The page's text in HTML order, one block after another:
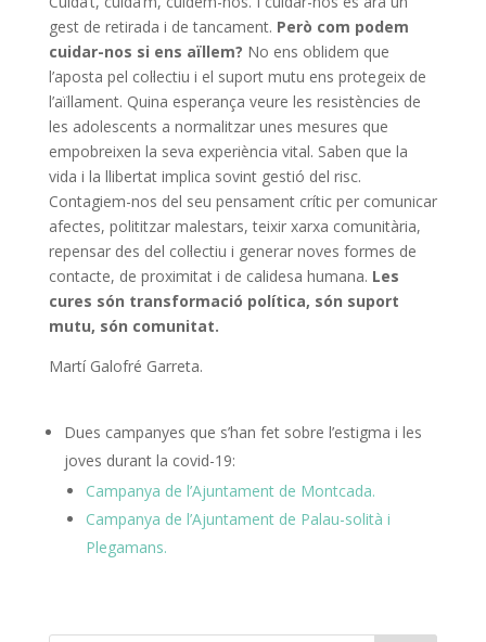
gest de retirada i de tancament. Però com podem
cuidar-nos si ens aïllem? No ens oblidem que
l’aposta pel col·lectiu i el suport mutu ens protegeix de
l’aïllament. Quina esperança veure les resistències de
les adolescents a normalitzar unes mesures que
empobreixen la seva experiència vital. Saben que la
vida i la llibertat implica sovint gestió del risc.
Contagiem-nos del seu pensament crític per comunicar
afectes, polititzar malestars, teixir xarxa comunitària,
repensar des del col·lectiu i generar noves formes de
contacte, de proximitat i de calidesa humana. Les
cures són transformació política, són suport
mutu, són comunitat.
Martí Galofré Garreta.
Dues campanyes que s’han fet sobre l’estigma i les
joves durant la covid-19:
Campanya de l’Ajuntament de Montcada.
Campanya de l’Ajuntament de Palau-solità i
Plegamans.